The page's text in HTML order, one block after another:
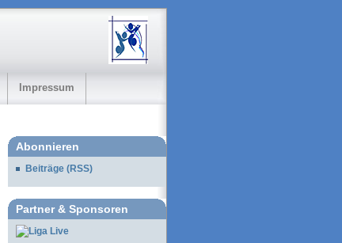
Impressum
Abonnieren
Beiträge (RSS)
Partner & Sponsoren